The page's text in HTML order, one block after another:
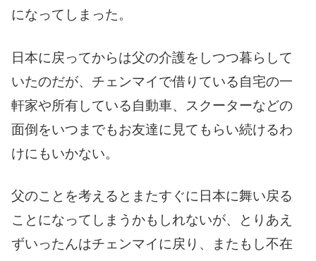
になってしまった。
日本に戻ってからは父の介護をしつつ暮らして
いたのだが、チェンマイで借りている自宅の一
軒家や所有している自動車、スクーターなどの
面倒をいつまでもお友達に見てもらい続けるわ
けにもいかない。
父のことを考えるとまたすぐに日本に舞い戻る
ことになってしまうかもしれないが、とりあえ
ずいったんはチェンマイに戻り、またもし不在